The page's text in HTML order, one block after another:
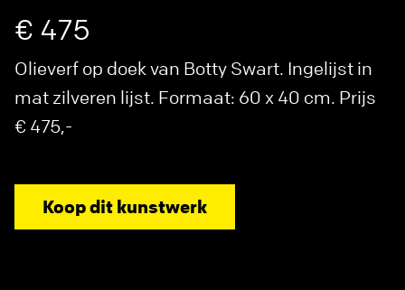
€ 475
Olieverf op doek van Botty Swart. Ingelijst in
mat zilveren lijst. Formaat: 60 x 40 cm. Prijs
€ 475,-
Koop dit kunstwerk